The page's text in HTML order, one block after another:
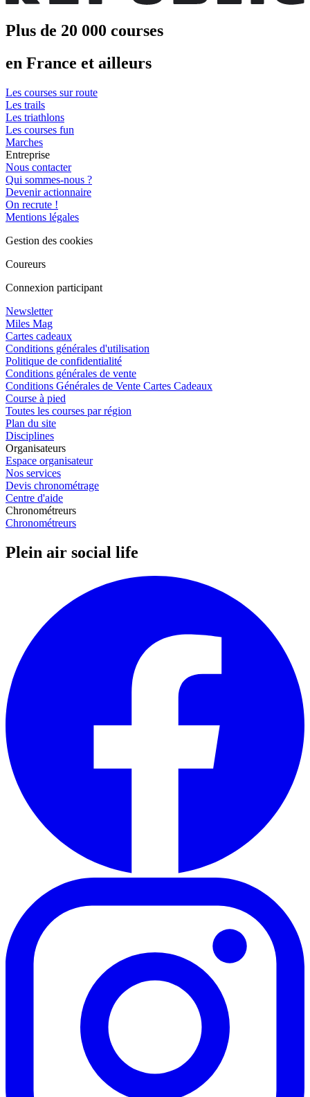
Plus de 20 000 courses
en France et ailleurs
Les courses sur route
Les trails
Les triathlons
Les courses fun
Marches
Entreprise
Nous contacter
Qui sommes-nous ?
Devenir actionnaire
On recrute !
Mentions légales
Gestion des cookies
Coureurs
Connexion participant
Newsletter
Miles Mag
Cartes cadeaux
Conditions générales d'utilisation
Politique de confidentialité
Conditions générales de vente
Conditions Générales de Vente Cartes Cadeaux
Course à pied
Toutes les courses par région
Plan du site
Disciplines
Organisateurs
Espace organisateur
Nos services
Devis chronométrage
Centre d'aide
Chronométreurs
Chronométreurs
Plein air social life